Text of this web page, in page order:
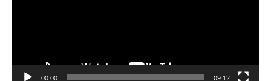
00:00 09:12